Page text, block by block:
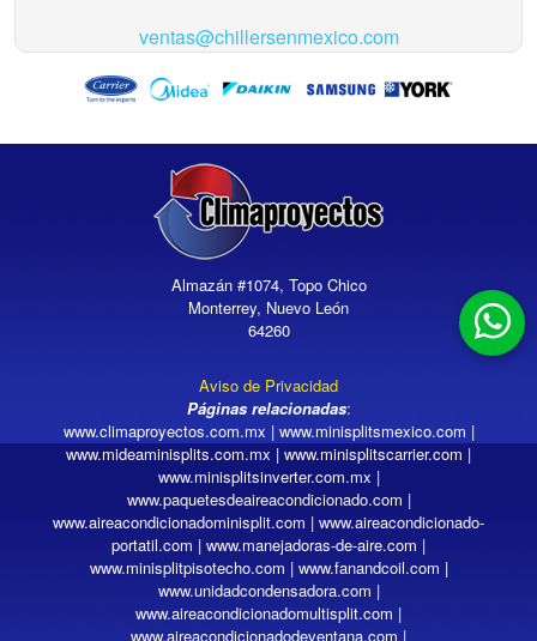
ventas@chillersenmexico.com
Almazán #1074, Topo Chico
Monterrey, Nuevo León
64260
Aviso de Privacidad
Páginas relacionadas:
www.climaproyectos.com.mx | www.minisplitsmexico.com |
www.mideaminisplits.com.mx | www.minisplitscarrier.com |
www.minisplitsinverter.com.mx |
www.paquetesdeaireacondicionado.com |
www.aireacondicionadominisplit.com | www.aireacondicionado-
portatil.com | www.manejadoras-de-aire.com |
www.minisplitpisotecho.com | www.fanandcoil.com |
www.unidadcondensadora.com |
www.aireacondicionadomultisplit.com |
www.aireacondicionadodeventana.com |